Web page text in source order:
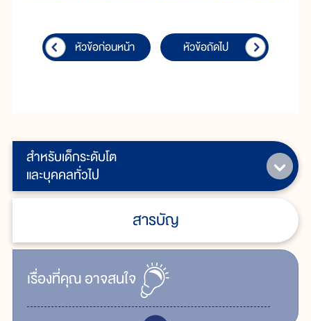
สำหรับเด็กระดับโต
และบุคคลทั่วไป
สารบัญ
เรื่ิองที่คุณอาจสนใจ
หัวข้อก่อนหน้า หัวข้อถัดไป